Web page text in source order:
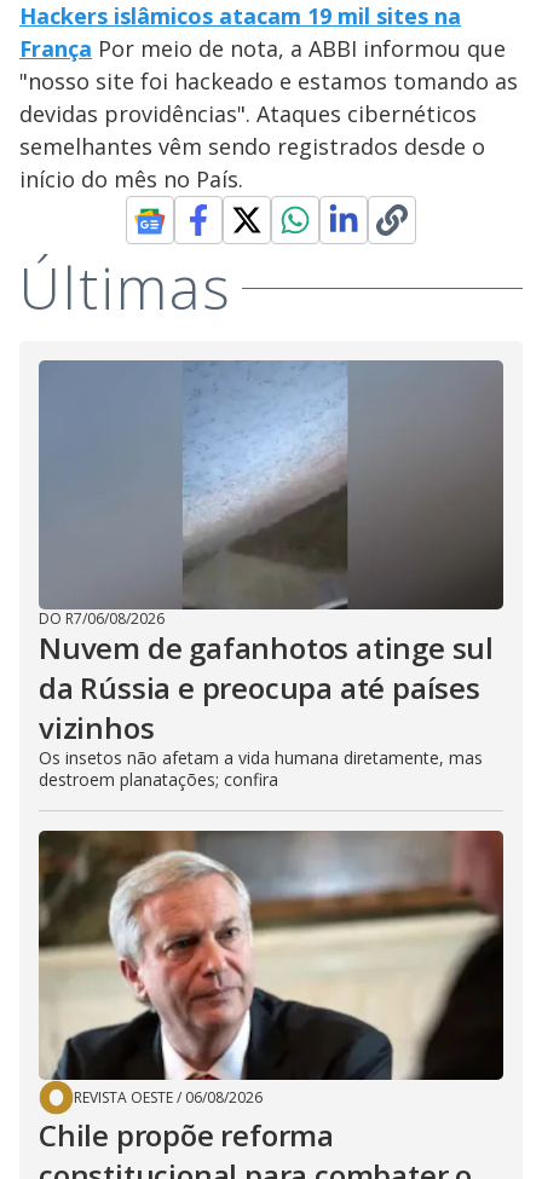
Hackers islâmicos atacam 19 mil sites na
França Por meio de nota, a ABBI informou que
"nosso site foi hackeado e estamos tomando as
devidas providências". Ataques cibernéticos
semelhantes vêm sendo registrados desde o
início do mês no País.
Últimas
DO R7/06/08/2026
Nuvem de gafanhotos atinge sul
da Rússia e preocupa até países
vizinhos
Os insetos não afetam a vida humana diretamente, mas
destroem planatações; confira
REVISTA OESTE/ 06/08/2026
Chile propõe reforma